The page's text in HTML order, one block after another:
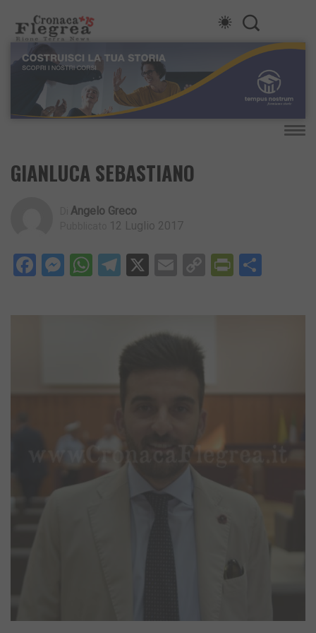
GIANLUCA SEBASTIANO
Angelo Greco
12 Luglio 2017
Facebook
Messenger
WhatsApp
Telegram
X EmailCopy